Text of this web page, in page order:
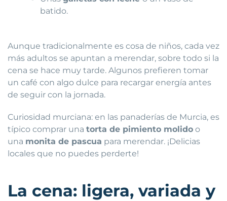
batido.
Aunque tradicionalmente es cosa de niños, cada vez
más adultos se apuntan a merendar, sobre todo si la
cena se hace muy tarde. Algunos prefieren tomar
un café con algo dulce para recargar energía antes
de seguir con la jornada.
Curiosidad murciana: en las panaderías de Murcia, es
típico comprar una torta de pimiento molido o
una monita de pascua para merendar. ¡Delicias
locales que no puedes perderte!
La cena: ligera, variada y